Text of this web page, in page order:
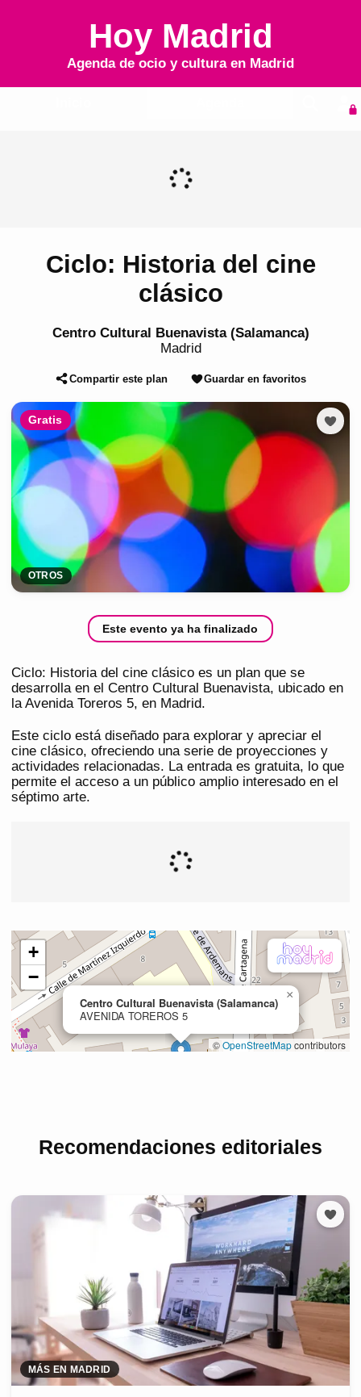
Hoy Madrid
Agenda de ocio y cultura en Madrid
Ciclo: Historia del cine
clásico
Centro Cultural Buenavista (Salamanca)
Madrid
Compartir este plan Guardar en favoritos
Gratis
OTROS
Este evento ya ha finalizado
Ciclo: Historia del cine clásico es un plan que se
desarrolla en el Centro Cultural Buenavista, ubicado en
la Avenida Toreros 5, en Madrid.
Este ciclo está diseñado para explorar y apreciar el
cine clásico, ofreciendo una serie de proyecciones y
actividades relacionadas. La entrada es gratuita, lo que
permite el acceso a un público amplio interesado en el
séptimo arte.
Recomendaciones editoriales
MÁS EN MADRID